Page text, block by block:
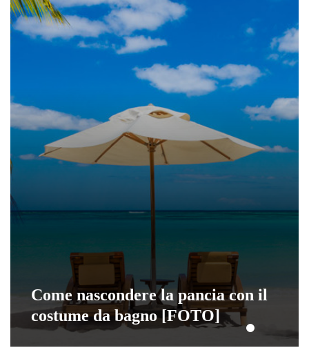
Come nascondere la pancia con il
costume da bagno [FOTO]